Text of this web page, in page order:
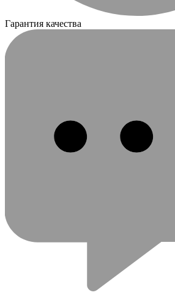
Гарантия качества